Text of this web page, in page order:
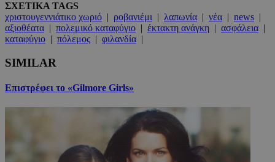
ΣΧΕΤΙΚΑ TAGS
χριστουγεννιάτικο χωριό | ροβανιέμι | λαπωνία | νέα | news |
αξιοθέατα | πολεμικό καταφύγιο | έκτακτη ανάγκη | ασφάλεια |
καταφύγιο | πόλεμος | φιλανδία |
SIMILAR
Επιστρέφει το «Gilmore Girls»